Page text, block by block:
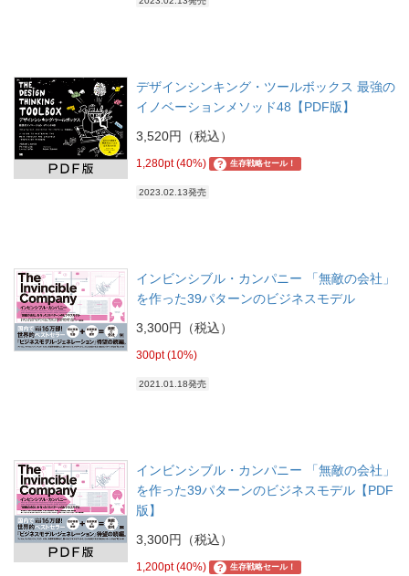
デザインシンキング・ツールボックス 最強の
イノベーションメソッド48【PDF版】
3,520円（税込）
1,280pt (40%) ? 生存戦略セール！
2023.02.13発売
インビンシブル・カンパニー 「無敵の会社」
を作った39パターンのビジネスモデル
3,300円（税込）
300pt (10%)
2021.01.18発売
インビンシブル・カンパニー 「無敵の会社」
を作った39パターンのビジネスモデル【PDF
版】
3,300円（税込）
1,200pt (40%) ? 生存戦略セール！